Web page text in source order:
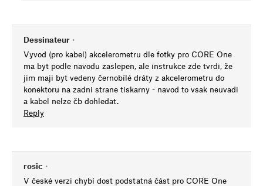
Dessinateur •
Vyvod (pro kabel) akcelerometru dle fotky pro CORE One
ma byt podle navodu zaslepen, ale instrukce zde tvrdi, že
jim maji byt vedeny černobílé dráty z akcelerometru do
konektoru na zadni strane tiskarny - navod to vsak neuvadi
a kabel nelze čb dohledat.
Reply
rosic •
V české verzi chybí dost podstatná část pro CORE One